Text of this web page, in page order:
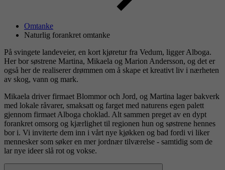
Omtanke
Naturlig forankret omtanke
På svingete landeveier, en kort kjøretur fra Vedum, ligger Alboga.
Her bor søstrene Martina, Mikaela og Marion Andersson, og det er
også her de realiserer drømmen om å skape et kreativt liv i nærheten
av skog, vann og mark.
Mikaela driver firmaet Blommor och Jord, og Martina lager bakverk
med lokale råvarer, smaksatt og farget med naturens egen palett
gjennom firmaet Alboga choklad. Alt sammen preget av en dypt
forankret omsorg og kjærlighet til regionen hun og søstrene hennes
bor i. Vi inviterte dem inn i vårt nye kjøkken og bad fordi vi liker
mennesker som søker en mer jordnær tilværelse - samtidig som de
lar nye ideer slå rot og vokse.